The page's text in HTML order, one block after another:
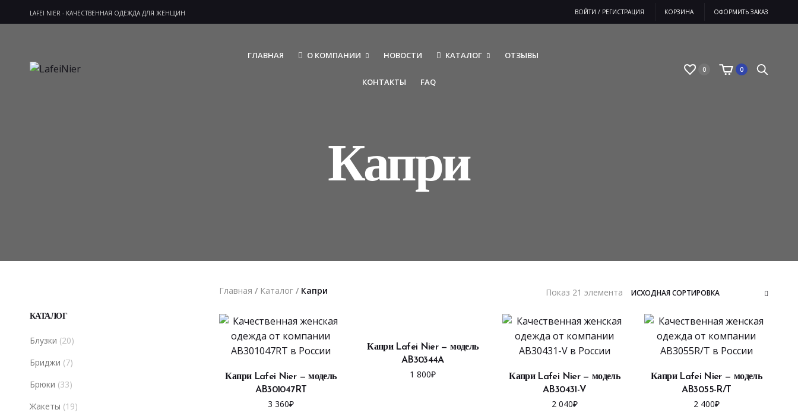
LAFEI NIER - КАЧЕСТВЕННАЯ ОДЕЖДА ДЛЯ ЖЕНЩИН ВОЙТИ / РЕГИСТРАЦИЯ КОРЗИНА ОФОРМИТЬ ЗАКАЗ
ГЛАВНАЯ О КОМПАНИИ НОВОСТИ КАТАЛОГ ОТЗЫВЫ
КОНТАКТЫ FAQ
0 0
Капри
Главная / Каталог /Капри Показ 21 элемента
ВЫБРАТЬ ...
Капри Lafei Nier — модель
AB301047RT
3 360₽
ВЫБРАТЬ ...
Капри Lafei Nier — модель
AB30344A
1 800₽ ВЫБРАТЬ ...
Капри Lafei Nier — модель
AB30431-V
2 040₽
ВЫБРАТЬ ...
Капри Lafei Nier — модель
AB3055-R/T
2 400₽
КАТАЛОГ
Блузки (20)
Бриджи (7)
Брюки (33)
Жакеты (19)